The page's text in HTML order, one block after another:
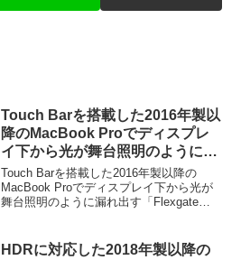
Touch Barを搭載した2016年製以
降のMacBook Proでディスプレ
イ下から光が舞台照明のように漏
れ出す「Flexgate」が確認され
る。
Touch Barを搭載した2016年製以降の
MacBook Proでディスプレイ下から光が
舞台照明のように漏れ出す「Flexgate」
HDRに対応した2018年製以降の